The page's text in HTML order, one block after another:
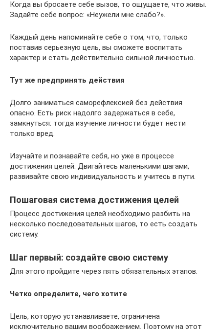
Когда вы бросаете себе вызов, то ощущаете, что живы.
Задайте себе вопрос: «Неужели мне слабо?».
Каждый день напоминайте себе о том, что, только
поставив серьезную цель, вы сможете воспитать
характер и стать действительно сильной личностью.
Тут же предпринять действия
Долго заниматься саморефлексией без действия
опасно. Есть риск надолго задержаться в себе,
замкнуться: тогда изучение личности будет нести
только вред.
Изучайте и познавайте себя, но уже в процессе
достижения целей. Двигайтесь маленькими шагами,
развивайте свою индивидуальность и учитесь в пути.
Пошаговая система достижения целей
Процесс достижения целей необходимо разбить на
несколько последовательных шагов, то есть создать
систему.
Шаг первый: создайте свою систему
Для этого пройдите через пять обязательных этапов.
Четко определите, чего хотите
Цель, которую устанавливаете, ограничена
исключительно вашим воображением. Поэтому на этот